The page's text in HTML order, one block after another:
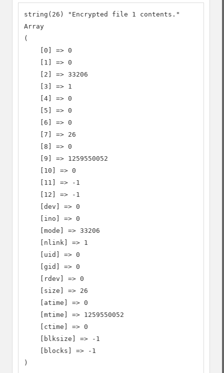
string(26) "Encrypted file 1 contents."
Array
(
    [0] => 0
    [1] => 0
    [2] => 33206
    [3] => 1
    [4] => 0
    [5] => 0
    [6] => 0
    [7] => 26
    [8] => 0
    [9] => 1259550052
    [10] => 0
    [11] => -1
    [12] => -1
    [dev] => 0
    [ino] => 0
    [mode] => 33206
    [nlink] => 1
    [uid] => 0
    [gid] => 0
    [rdev] => 0
    [size] => 26
    [atime] => 0
    [mtime] => 1259550052
    [ctime] => 0
    [blksize] => -1
    [blocks] => -1
)